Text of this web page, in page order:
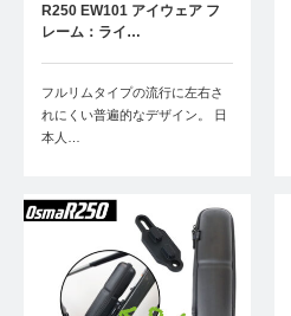
R250 EW101 アイウェア フ
レーム：ライ…
フルリムタイプの流行に左右さ
れにくい普遍的なデザイン。 日
本人…